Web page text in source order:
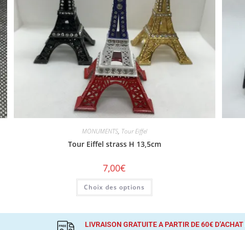
MONUMENTS, Tour Eiffel
Tour Eiffel strass H 13,5cm
7,00€
Choix des options
LIVRAISON GRATUITE A PARTIR DE 60€ D’ACHAT